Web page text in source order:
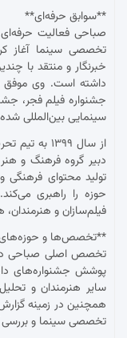
**سوابق حرفه‌ای**
تخصصی سینما آغاز
خبرنگار و منتقد با
داشته است. وی
جشنواره فیلم فجر،
سینمایی بین‌المللی
از سال ۱۳۹۹
دبیر گروه فرهنگ و
تولید محتوای فرهنگی
حوزه را راهبری
فیلم‌سازان و
**تخصص‌ها و
تخصص اصلی صباحی در
پوشش جشنواره‌های
سایر هنرمندان و
همچنین در زمینه
تخصصی سینما و بررسی